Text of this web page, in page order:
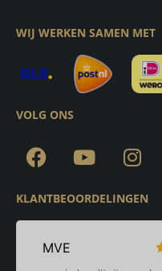
WIJ WERKEN SAMEN MET
VOLG ONS
KLANTBEOORDELINGEN